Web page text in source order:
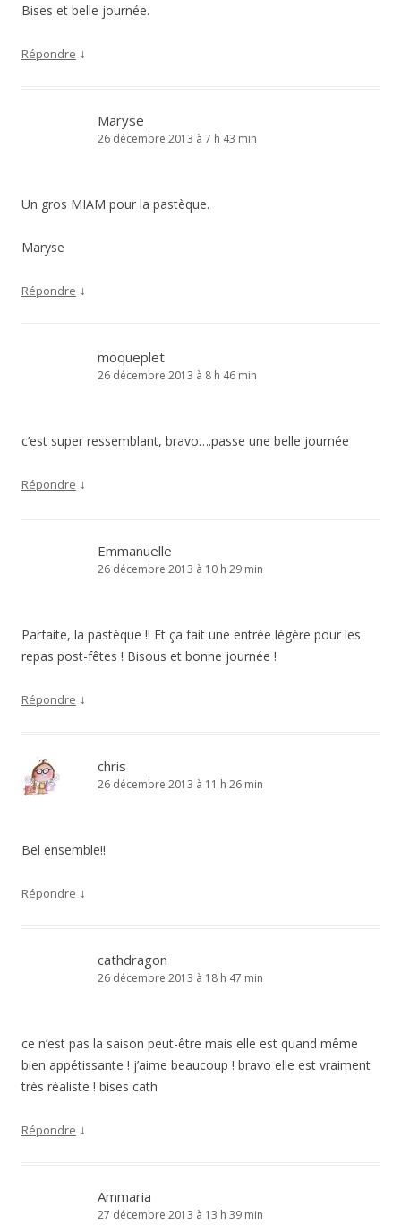
Bises et belle journée.
Répondre ↓
Maryse
26 décembre 2013 à 7 h 43 min
Un gros MIAM pour la pastèque.
Maryse
Répondre ↓
moqueplet
26 décembre 2013 à 8 h 46 min
c’est super ressemblant, bravo….passe une belle journée
Répondre ↓
Emmanuelle
26 décembre 2013 à 10 h 29 min
Parfaite, la pastèque !! Et ça fait une entrée légère pour les
repas post-fêtes ! Bisous et bonne journée !
Répondre ↓
chris
26 décembre 2013 à 11 h 26 min
Bel ensemble!!
Répondre ↓
cathdragon
26 décembre 2013 à 18 h 47 min
ce n’est pas la saison peut-être mais elle est quand même
bien appétissante ! j’aime beaucoup ! bravo elle est vraiment
très réaliste ! bises cath
Répondre ↓
Ammaria
27 décembre 2013 à 13 h 39 min